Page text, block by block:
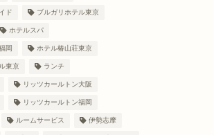
ド ブルガリホテル東京
ホテルスパ
岡 ホテル椿山荘東京
東京 ランチ
リッツカールトン大阪
リッツカールトン福岡
ルームサービス 伊勢志摩